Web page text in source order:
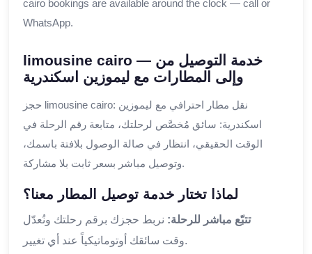
cairo bookings are available around the clock — call or
WhatsApp.
limousine cairo — خدمة التوصيل من
وإلى المطارات مع ليموزين اسكندرية
حجز limousine cairo: نقل مطار احترافي مع ليموزين
اسكندرية: سائق مُخصَّص لرحلتك، متابعة رقم الرحلة في
الوقت الحقيقي، انتظار في صالة الوصول بلافتة باسمك،
وتوصيل مباشر بسعر ثابت بلا مشاركة.
لماذا تختار خدمة توصيل المطار معنا؟
تتبّع مباشر للرحلة: نربط حجزك برقم رحلتك ونُعدّل
وقت سائقك أوتوماتيكياً عند أي تغيير.